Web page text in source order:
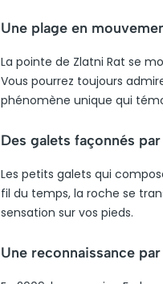
Une plage en
La pointe de Zlatni Rat se
Vous pourrez toujours
phénomène unique qui
Des galets façonnés
Les petits galets qui
fil du temps, la roche se
sensation sur vos pieds.
Une reconnaissance